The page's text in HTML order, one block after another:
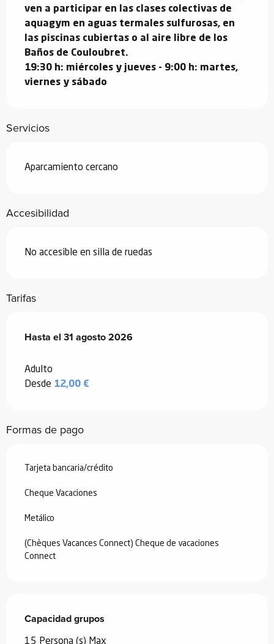
ven a participar en las clases colectivas de
aquagym en aguas termales sulfurosas, en
las piscinas cubiertas o al aire libre de los
Baños de Couloubret.
19:30 h: miércoles y jueves - 9:00 h: martes,
viernes y sábado
Servicios
Aparcamiento cercano
Accesibilidad
No accesible en silla de ruedas
Tarifas
Desde 8 enero 2026hasta
Hasta el 31 agosto 2026
Adulto
Desde 12,00 €
Formas de pago
Tarjeta bancaria/crédito
Cheque Vacaciones
Metálico
(Chèques Vacances Connect) Cheque de vacaciones
Connect
Capacidad grupos
Capacidad grupos
15 Persona (s) Max